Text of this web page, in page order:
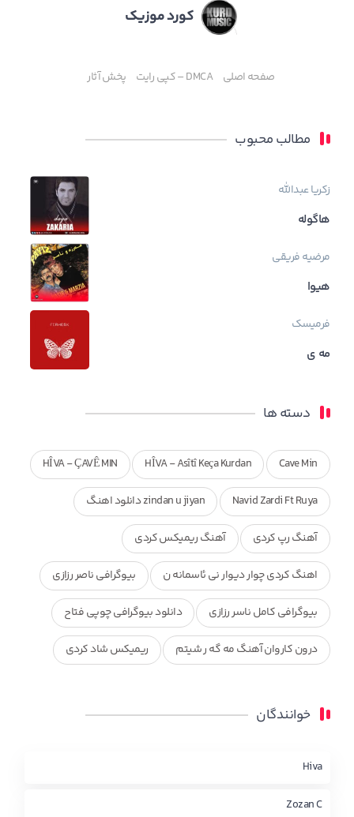
کورد موزیک
صفحه اصلی DMCA – کپی رایت پخش آثار
مطالب محبوب
زکریا عبدالله
هاگوله
مرضیه فریقی
هیوا
فرمیسک
مه ی
دسته ها
Cave Min
HÎVA - Asîtî Keça Kurdan
HÎVA - ÇAVÊ MIN
Navid Zardi Ft Ruya zindan u jiyan دانلود اهنگ
آهنگ رپ کردی آهنگ ریمیکس کردی
اهنگ کردی چوار دیوار نی ئاسمانه ن بیوگرافی ناصر رزازی
بیوگرافی کامل ناسر رزازی دانلود بیوگرافی چوپی فتاح
درون کاروان آهنگ مه گه ر شیتم ریمیکس شاد کردی
محمد جزا
چاو من
خوانندگان
Hiva
Zozan C